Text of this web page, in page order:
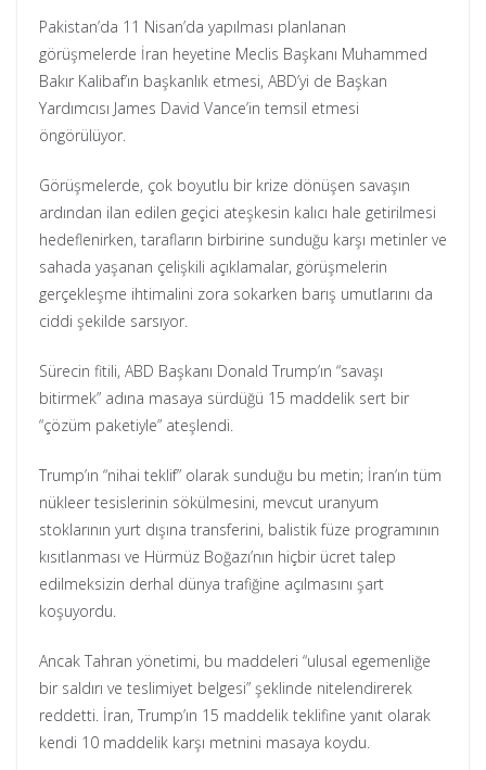
Pakistan’da 11 Nisan’da yapılması planlanan
görüşmelerde İran heyetine Meclis Başkanı Muhammed
Bakır Kalibaf’ın başkanlık etmesi, ABD’yi de Başkan
Yardımcısı James David Vance’in temsil etmesi
öngörülüyor.
Görüşmelerde, çok boyutlu bir krize dönüşen savaşın
ardından ilan edilen geçici ateşkesin kalıcı hale getirilmesi
hedeflenirken, tarafların birbirine sunduğu karşı metinler ve
sahada yaşanan çelişkili açıklamalar, görüşmelerin
gerçekleşme ihtimalini zora sokarken barış umutlarını da
ciddi şekilde sarsıyor.
Sürecin fitili, ABD Başkanı Donald Trump’ın “savaşı
bitirmek” adına masaya sürdüğü 15 maddelik sert bir
“çözüm paketiyle” ateşlendi.
Trump’ın “nihai teklif” olarak sunduğu bu metin; İran’ın tüm
nükleer tesislerinin sökülmesini, mevcut uranyum
stoklarının yurt dışına transferini, balistik füze programının
kısıtlanması ve Hürmüz Boğazı’nın hiçbir ücret talep
edilmeksizin derhal dünya trafiğine açılmasını şart
koşuyordu.
Ancak Tahran yönetimi, bu maddeleri “ulusal egemenliğe
bir saldırı ve teslimiyet belgesi” şeklinde nitelendirerek
reddetti. İran, Trump’ın 15 maddelik teklifine yanıt olarak
kendi 10 maddelik karşı metnini masaya koydu.